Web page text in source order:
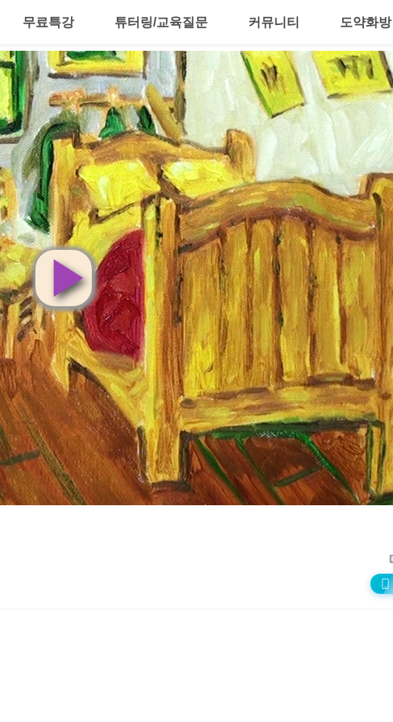
무료특강 튜터링/교육질문 커뮤니티 도약화방
영
상
재
생